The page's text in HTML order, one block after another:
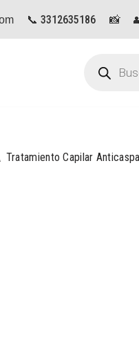
📞 3312635186📸
Tratamiento Capilar